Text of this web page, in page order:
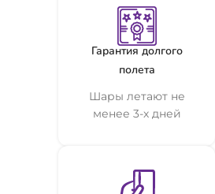
Гарантия долгого
полета
Шары летают не
менее 3-х дней